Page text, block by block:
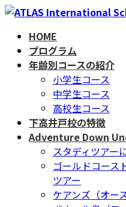
コ
ナ
HOME
プログラム
年齢別コースの紹介
小学生コース
中学生コース
高校生コース
下高井戸校の特徴
Adventure Down
スタディツアー
ゴールドコース
ツアー
ケアンズ（オー